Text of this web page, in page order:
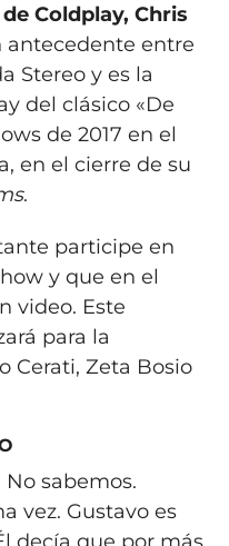
Coldplay, Chris
antecedente entre
Stereo y es la
del clásico «De
de 2017 en el
en el cierre de su
.
participe en
y que en el
video. Este
para la
Cerati, Zeta Bosio
No sabemos.
vez. Gustavo es